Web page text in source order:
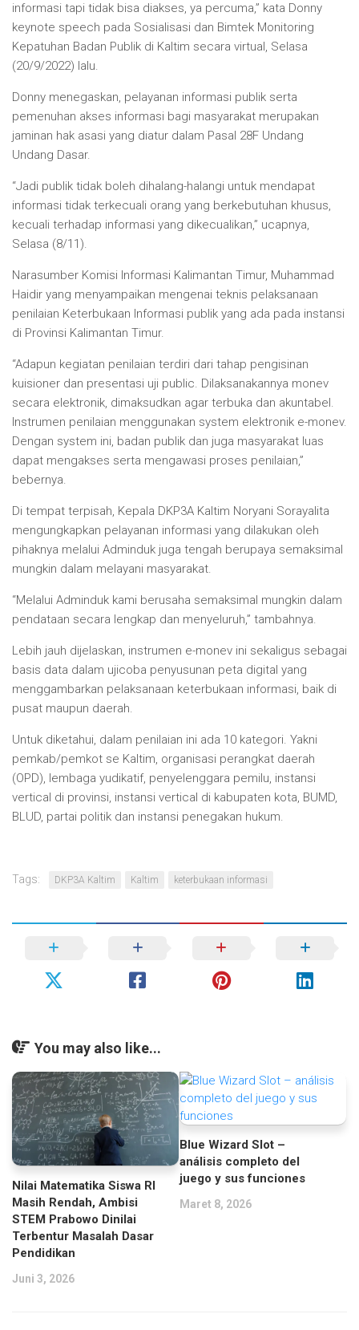
informasi tapi tidak bisa diakses, ya percuma,” kata Donny
keynote speech pada Sosialisasi dan Bimtek Monitoring
Kepatuhan Badan Publik di Kaltim secara virtual, Selasa
(20/9/2022) lalu.
Donny menegaskan, pelayanan informasi publik serta
pemenuhan akses informasi bagi masyarakat merupakan
jaminan hak asasi yang diatur dalam Pasal 28F Undang
Undang Dasar.
“Jadi publik tidak boleh dihalang-halangi untuk mendapat
informasi tidak terkecuali orang yang berkebutuhan khusus,
kecuali terhadap informasi yang dikecualikan,” ucapnya,
Selasa (8/11).
Narasumber Komisi Informasi Kalimantan Timur, Muhammad
Haidir yang menyampaikan mengenai teknis pelaksanaan
penilaian Keterbukaan Informasi publik yang ada pada instansi
di Provinsi Kalimantan Timur.
“Adapun kegiatan penilaian terdiri dari tahap pengisinan
kuisioner dan presentasi uji public. Dilaksanakannya monev
secara elektronik, dimaksudkan agar terbuka dan akuntabel.
Instrumen penilaian menggunakan system elektronik e-monev.
Dengan system ini, badan publik dan juga masyarakat luas
dapat mengakses serta mengawasi proses penilaian,”
bebernya.
Di tempat terpisah, Kepala DKP3A Kaltim Noryani Sorayalita
mengungkapkan pelayanan informasi yang dilakukan oleh
pihaknya melalui Adminduk juga tengah berupaya semaksimal
mungkin dalam melayani masyarakat.
“Melalui Adminduk kami berusaha semaksimal mungkin dalam
pendataan secara lengkap dan menyeluruh,” tambahnya.
Lebih jauh dijelaskan, instrumen e-monev ini sekaligus sebagai
basis data dalam ujicoba penyusunan peta digital yang
menggambarkan pelaksanaan keterbukaan informasi, baik di
pusat maupun daerah.
Untuk diketahui, dalam penilaian ini ada 10 kategori. Yakni
pemkab/pemkot se Kaltim, organisasi perangkat daerah
(OPD), lembaga yudikatif, penyelenggara pemilu, instansi
vertical di provinsi, instansi vertical di kabupaten kota, BUMD,
BLUD, partai politik dan instansi penegakan hukum.
Tags: DKP3A Kaltim Kaltim keterbukaan informasi
You may also like...
Nilai Matematika Siswa RI
Masih Rendah, Ambisi
STEM Prabowo Dinilai
Terbentur Masalah Dasar
Pendidikan
Juni 3, 2026
Blue Wizard Slot –
análisis completo del
juego y sus funciones
Maret 8, 2026